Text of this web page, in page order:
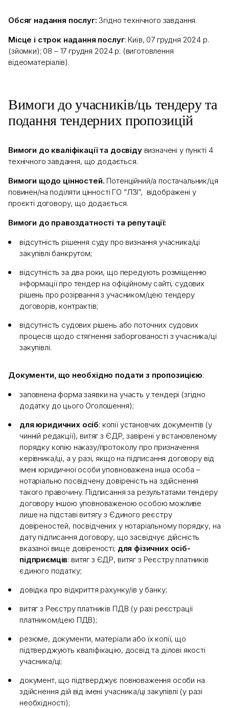
Обсяг надання послуг: Згідно технічного завдання.
Місце і строк надання послуг: Київ, 07 грудня 2024 р.
(зйомки); 08 – 17 грудня 2024 р. (виготовлення
відеоматеріалів).
Вимоги до учасників/ць тендеру та
подання тендерних пропозицій
Вимоги до кваліфікації та досвіду визначені у пункті 4
технічного завдання, що додається.
Вимоги щодо цінностей. Потенційний/а постачальник/ця
повинен/на поділяти цінності ГО “ЛЗІ”, відображені у
проєкті договору, що додається.
Вимоги до правоздатності та репутації:
відсутність рішення суду про визнання учасника/ці
закупівлі банкрутом;
відсутність за два роки, що передують розміщенню
інформації про тендер на офіційному сайті, судових
рішень про розірвання з учасником/цею тендеру
договорів, контрактів;
відсутність судових рішень або поточних судових
процесів щодо стягнення заборгованості з учасника/ці
закупівлі.
Документи, що необхідно подати з пропозицією:
заповнена форма заявки на участь у тендері (згідно
додатку до цього Оголошення);
для юридичних осіб: копії установчих документів (у
чинній редакції), витяг з ЄДР, завірені у встановленому
порядку копію наказу/протоколу про призначення
керівника/ці, а у разі, якщо на підписання договору від
імені юридичної особи уповноважена інша особа –
нотаріально посвідчену довіреність на здійснення
такого правочину. Підписання за результатами тендеру
договору іншою уповноваженою особою можливе
лише на підставі витягу з Єдиного реєстру
довіреностей, посвідчених у нотаріальному порядку, на
дату підписання договору, що засвідчує дійсність
вказаної вище довіреності; для фізичних осіб-
підприємців: витяг з ЄДР, витяг з Реєстру платників
єдиного податку;
довідка про відкриття рахунку/ів у банку;
витяг з Реєстру платників ПДВ (у разі реєстрації
платником/цею ПДВ);
резюме, документи, матеріали або їх копії, що
підтверджують кваліфікацію, досвід та ділові якості
учасника/ці;
документ, що підтверджує повноваження особи на
здійснення дій від імені учасника/ці закупівлі (у разі
необхідності);